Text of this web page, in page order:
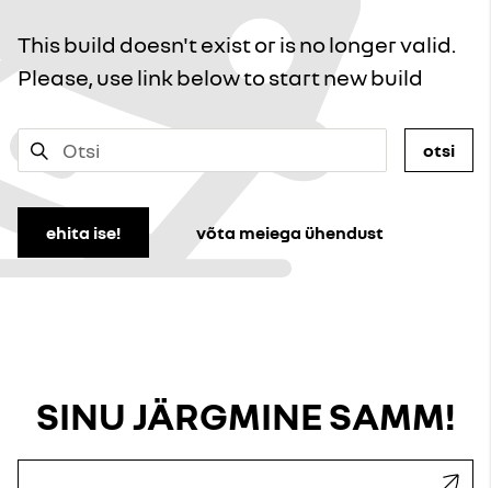
This build doesn't exist or is no longer valid.
Please, use link below to start new build
otsi
ehita ise! võta meiega ühendust
SINU JÄRGMINE SAMM!